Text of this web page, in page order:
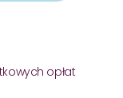
opłat